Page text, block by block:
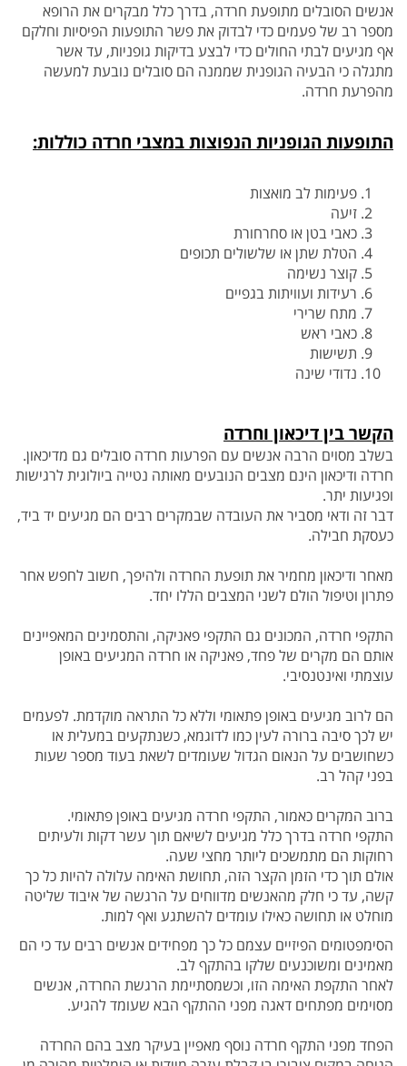
אנשים הסובלים מתופעת חרדה, בדרך כלל מבקרים את הרופא
מספר רב שלפעמים כדי לבדוק את פשר התופעות הפיסיות וחלקם
אף מגיעים לבתי החולים כדי לבצע בדיקות גופניות, עד אשר
מתגלה כי הבעיה הגופנית שממנה הם סובלים נובעתלמעשה
מהפרעת חרדה.
התופעות הגופניות הנפוצות במצבי חרדה כוללות:
פעימות לב מואצות
זיעה
כאבי בטן או סחרחורת
הטלת שתן או שלשולים תכופים
קוצר נשימה
רעידות ועוויתות בגפיים
מתח שרירי
כאבי ראש
תשישות
נדודי שינה
הקשר בין דיכאון וחרדה
בשלב מסוים הרבה אנשים עם הפרעות חרדה סובלים גם מדיכאון.
חרדה ודיכאון הינם מצבים הנובעים מאותה נטייה ביולוגית לרגישות
ופגיעות יתר.
דבר זה ודאי מסביראת העובדה שבמקרים רבים הם מגיעים יד ביד,
כעסקת חבילה.
מאחר ודיכאון מחמיר את תופעת החרדה ולהיפך, חשוב לחפש אחר
פתרון וטיפול הולם לשני המצבים הללו יחד.
התקפי חרדה, המכונים גם התקפי פאניקה, והתסמינים המאפיינים
אותם הם מקרים של פחד, פאניקה או חרדה המגיעים באופן
עוצמתי ואינטנסיבי.
הם לרוב מגיעים באופן פתאומי וללא כל התראה מוקדמת. לפעמים
יש לכך סיבה ברורה לעין כמו לדוגמא, כשנתקעים במעלית או
כשחושבים על הנאום הגדול שעומדים לשאת בעוד מספר שעות
בפני קהל רב.
ברוב המקרים כאמור, התקפי חרדה מגיעים באופן פתאומי.
התקפי חרדה בדרך כלל מגיעים לשיאם תוך עשר דקות ולעיתים
רחוקות הם מתמשכים ליותר מחצי שעה.
אולם תוך כדי הזמן הקצר הזה, תחושת האימה עלולה להיות כלכך
קשה, עד כי חלק מהאנשים מדווחים על הרגשה של איבוד שליטה
מוחלט או תחושה כאילו עומדים להשתגע ואף למות.
הסימפטומים הפיזיים עצמם כל כך מפחידים אנשים רבים עד כי הם
מאמינים ומשוכנעים שלקו בהתקף לב.
לאחר התקפת האימה הזו, וכשמסתיימת הרגשת החרדה, אנשים
מסוימים מפתחים דאגה מפני ההתקף הבא שעומד להגיע.
הפחד מפני התקף חרדה נוסף מאפיין בעיקר מצב בהם החרדה